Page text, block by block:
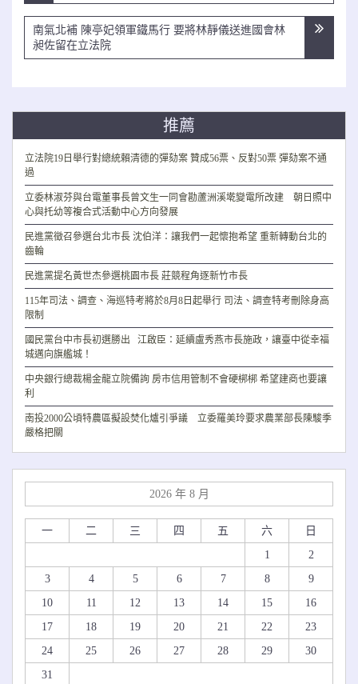
導
覽
南氣北補 陳亭妃領軍鐵馬行 要將林靜儀送進國會林
昶佐留在立法院
推薦
立法院19日舉行對總統賴清德的彈劾案 贊成56票、反對50票 彈劾案不通
過
立委林淑芬與台電董事長曾文生一同會勘蘆洲溪墘變電所改建 朝日照中
心與托幼等複合式活動中心方向發展
民進黨徵召參選台北市長 沈伯洋：讓我們一起懷抱希望 重新轉動台北的
齒輪
民進黨提名黃世杰參選桃園市長 莊競程角逐新竹市長
115年司法、調查、海巡特考將於8月8日起舉行 司法、調查特考刪除身高
限制
國民黨台中市長初選勝出 江啟臣：延續盧秀燕市長施政，讓臺中從幸福
城邁向旗艦城！
中央銀行總裁楊金龍立院備詢 房市信用管制不會硬梆梆 希望建商也要讓
利
南投2000公頃特農區擬設焚化爐引爭議 立委羅美玲要求農業部長陳駿季
嚴格把關
2026 年 8 月
一 二 三 四 五 六
日
1
2
3
4 5 6 7 8
9
10
11 12 13 14 15
16
17
18 19 20 21 22
23
24
25 26 27 28 29
30
31